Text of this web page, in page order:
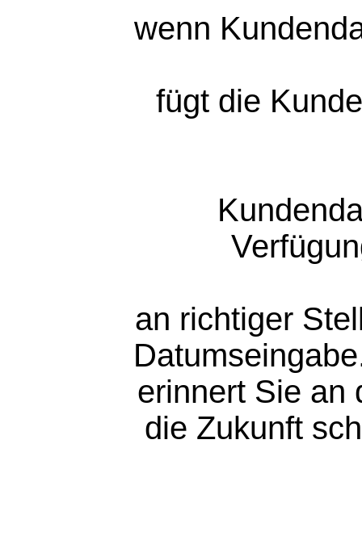
wenn
fügt die
an richtiger
erinnert Sie an
die Zukunft